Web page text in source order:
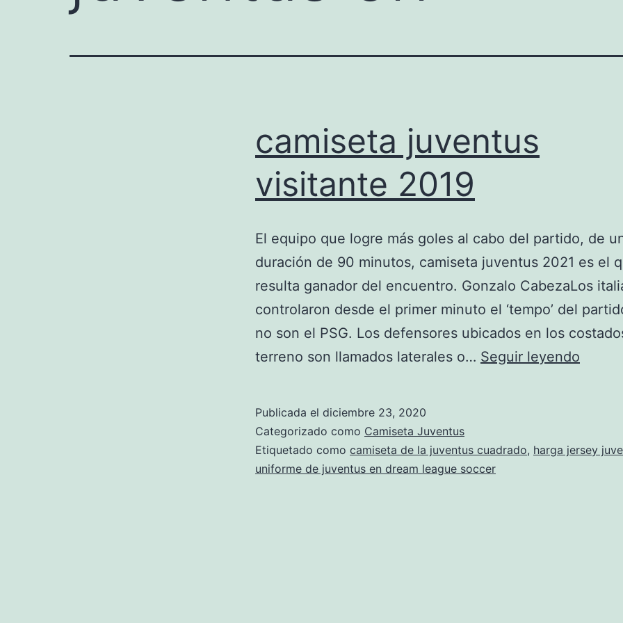
camiseta juventus
visitante 2019
El equipo que logre más goles al cabo del partido, de
duración de 90 minutos, camiseta juventus 2021 es el
resulta ganador del encuentro. Gonzalo CabezaLos
controlaron desde el primer minuto el ‘tempo’ del
no son el PSG. Los defensores ubicados en los
terreno son llamados laterales o… Seguir leyendo
Publicada el diciembre 23, 2020
Categorizado como Camiseta Juventus
Etiquetado como camiseta de la juventus cuadrado, harga jersey
uniforme de juventus en dream league soccer